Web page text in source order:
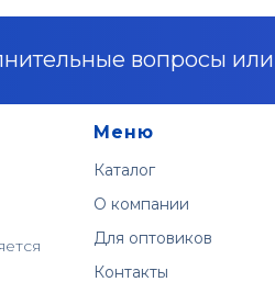
вопросы
Меню
Каталог
О компании
Для оптовиков
Контакты